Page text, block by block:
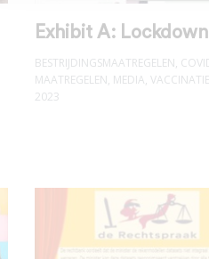
Exhibit A:
BESTRIJDINGSMAATREGELEN,
MAATREGELEN, MEDIA, VACCINATIE
2023